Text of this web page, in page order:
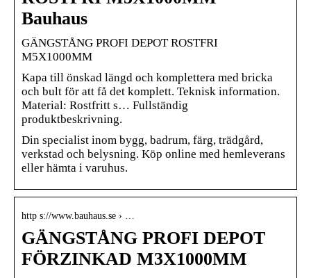
Bauhaus
GÄNGSTÅNG PROFI DEPOT ROSTFRI
M5X1000MM
Kapa till önskad längd och komplettera med bricka
och bult för att få det komplett. Teknisk information.
Material: Rostfritt s… Fullständig
produktbeskrivning.
Din specialist inom bygg, badrum, färg, trädgård,
verkstad och belysning. Köp online med hemleverans
eller hämta i varuhus.
http s://www.bauhaus.se › …
GÄNGSTÅNG PROFI DEPOT
FÖRZINKAD M3X1000MM